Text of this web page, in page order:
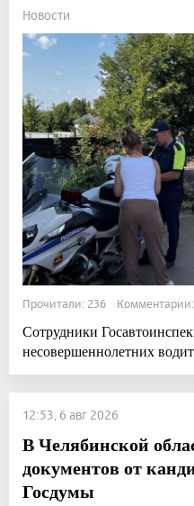
Новости
Прочитали: 236
Сотрудники
несовершеннолетних
12:53, 6 авг 2026
В Челябинской
документов от
Госдумы